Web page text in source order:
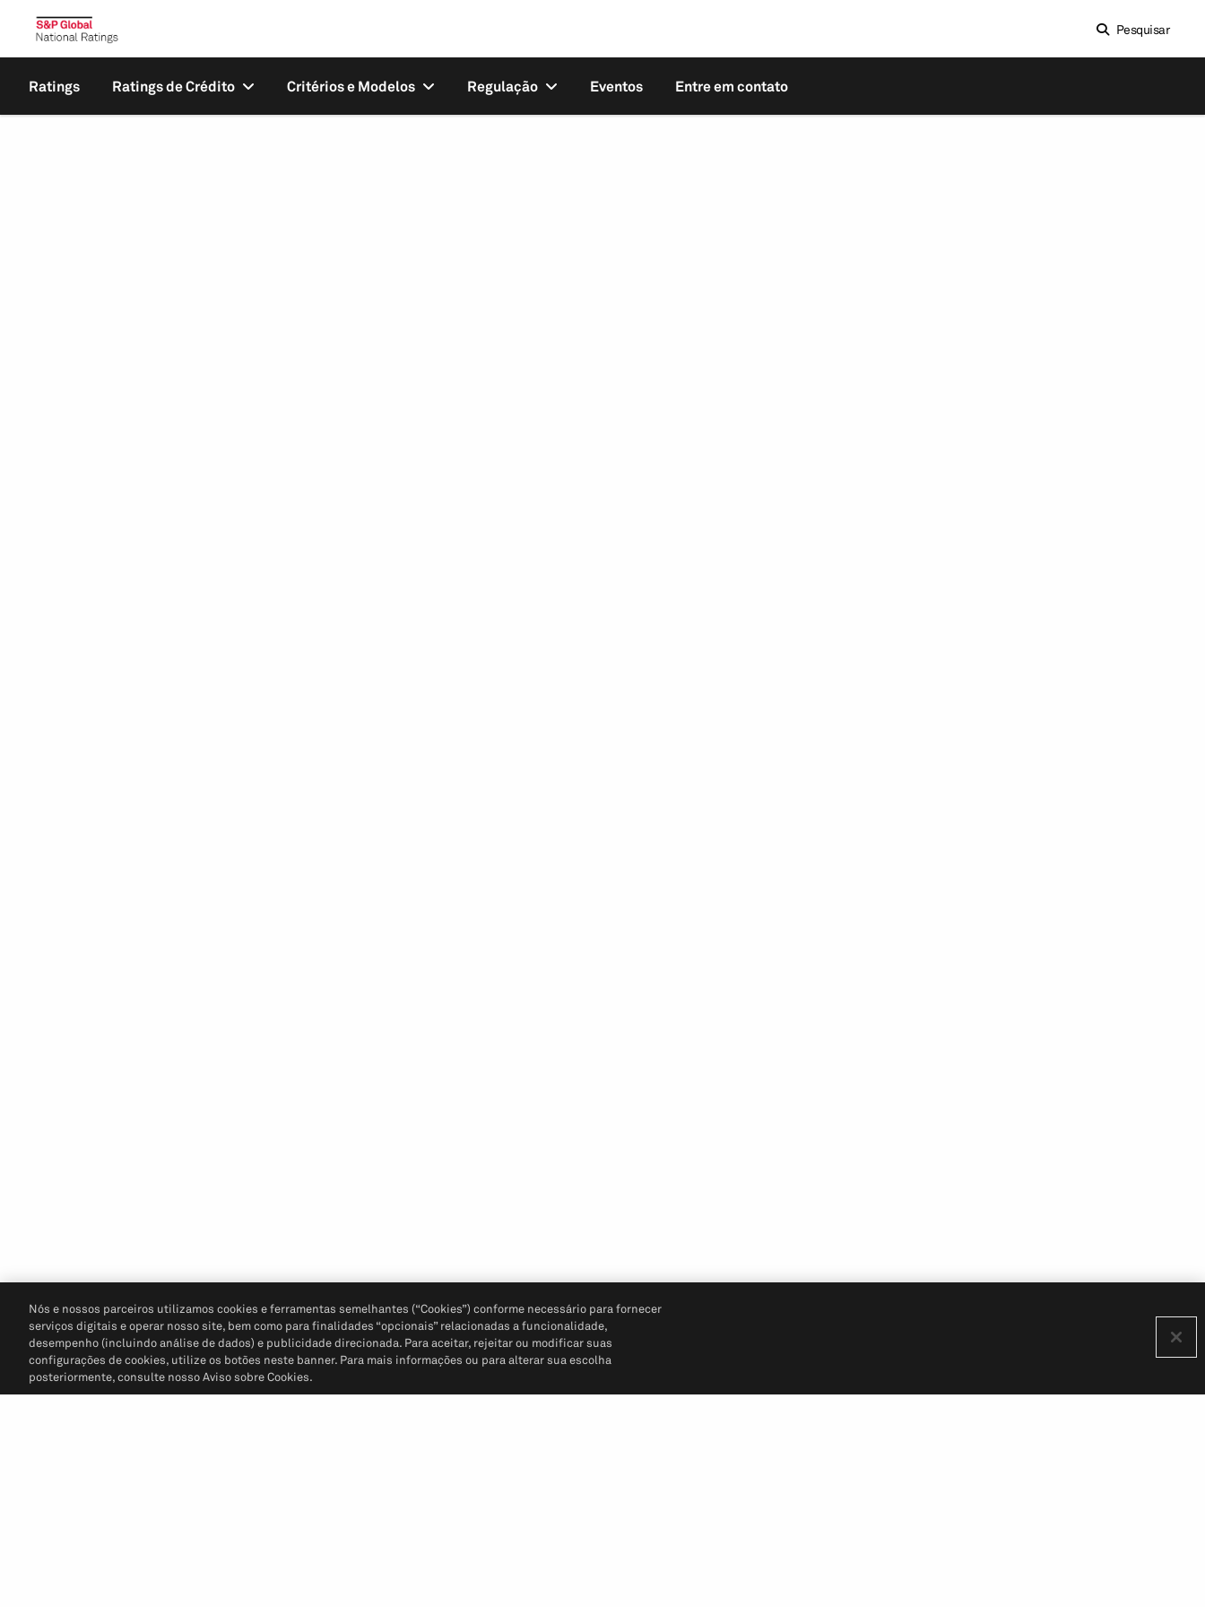
Pesquisar
Ratings Ratings de Crédito Critérios e Modelos Regulação Eventos Entre em contato
Nós e nossos parceiros utilizamos cookies e ferramentas semelhantes (“Cookies”) conforme necessário para fornecer
serviços digitais e operar nosso site, bem como para finalidades “opcionais” relacionadas a funcionalidade,
desempenho (incluindo análise de dados) e publicidade direcionada. Para aceitar, rejeitar ou modificar suas
configurações de cookies, utilize os botões neste banner. Para mais informações ou para alterar sua escolha
posteriormente, consulte nosso Aviso sobre Cookies.